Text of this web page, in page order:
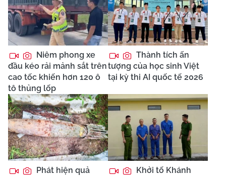
Niêm phong xe
đầu kéo rải mảnh sắt trên
cao tốc khiến hơn 120 ô
tô thủng lốp
Thành tích ấn
tượng của học sinh Việt
tại kỳ thi AI quốc tế 2026
Phát hiện quả
Khởi tố Khánh